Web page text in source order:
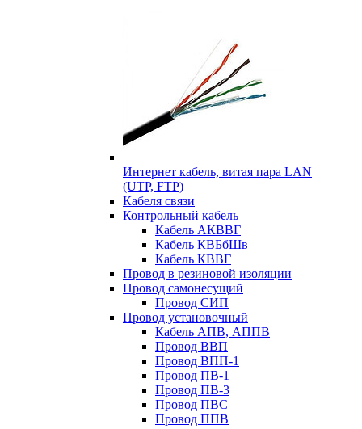
Интернет кабель, витая пара LAN
(UTP, FTP)
Кабеля связи
Контрольный кабель
Кабель АКВВГ
Кабель КВБбШв
Кабель КВВГ
Провод в резиновой изоляции
Провод самонесущий
Провод СИП
Провод установочный
Кабель АПВ, АППВ
Провод ВВП
Провод ВПП-1
Провод ПВ-1
Провод ПВ-3
Провод ПВС
Провод ППВ